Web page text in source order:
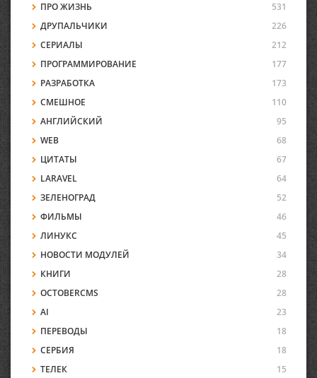
ПРО ЖИЗНЬ
531
ДРУПАЛЬЧИКИ
226
СЕРИАЛЫ
212
ПРОГРАММИРОВАНИЕ
177
РАЗРАБОТКА
173
СМЕШНОЕ
110
АНГЛИЙСКИЙ
95
WEB
68
ЦИТАТЫ
67
LARAVEL
64
ЗЕЛЕНОГРАД
52
ФИЛЬМЫ
46
ЛИНУКС
45
НОВОСТИ МОДУЛЕЙ
34
КНИГИ
28
OCTOBERCMS
28
AI
23
ПЕРЕВОДЫ
18
СЕРБИЯ
18
ТЕЛЕК
15